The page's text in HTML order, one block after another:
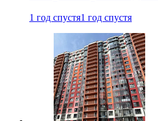
1 год спустя1 год спустя